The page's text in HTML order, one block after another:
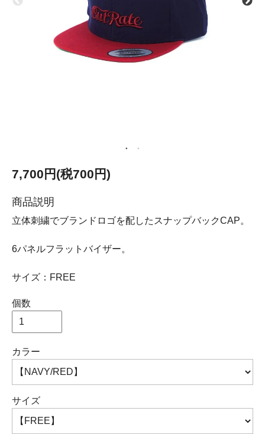
7,700円(税700円)
商品説明
立体刺繍でブランドロゴを配したスナップバックCAP。
6パネルフラットバイザー。
サイズ：FREE
個数
カラー
サイズ